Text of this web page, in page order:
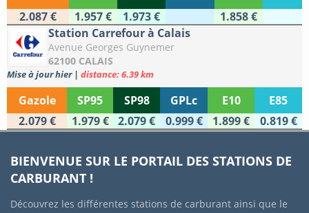
2.087 €
1.957 € 1.973 €
1.858 €
Station Carrefour à Calais
Avenue Georges Guynemer
62100 CALAIS
Mise à jour hier | distance: 6.39 km
Gazole SP95 SP98 GPLc E10
E85
2.079 €
1.979 € 2.079 € 0.999 € 1.899 € 0.819 €
BIENVENUE SUR LE PORTAIL DES STATIONS DE
CARBURANT !
Découvrez les différentes stations de carburant ainsi que le